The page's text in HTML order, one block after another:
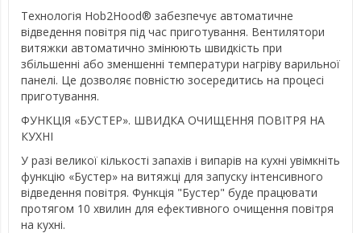
Технологія Hob2Hood® забезпечує автоматичне
відведення повітря під час приготування. Вентилятори
витяжки автоматично змінюють швидкість при
збільшенні або зменшенні температури нагріву варильної
панелі. Це дозволяє повністю зосередитись на процесі
приготування.
ФУНКЦІЯ «БУСТЕР». ШВИДКА ОЧИЩЕННЯ ПОВІТРЯ НА
КУХНІ
У разі великої кількості запахів і випарів на кухні увімкніть
функцію «Бустер» на витяжці для запуску інтенсивного
відведення повітря. Функція "Бустер" буде працювати
протягом 10 хвилин для ефективного очищення повітря
на кухні.